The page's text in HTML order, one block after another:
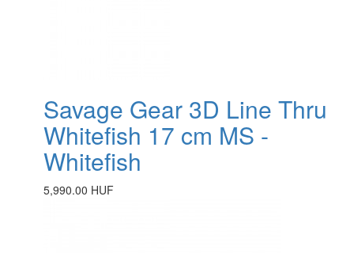
Savage Gear 3D Line Thru
Whitefish 17 cm MS -
Whitefish
5,990.00 HUF